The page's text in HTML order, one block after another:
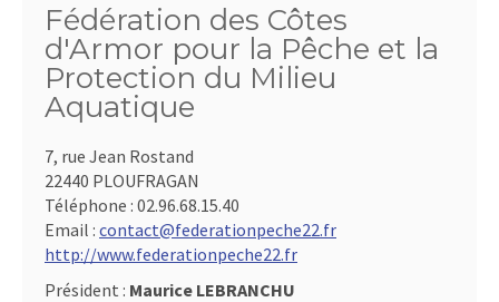
Fédération des Côtes
d'Armor pour la Pêche et la
Protection du Milieu
Aquatique
7, rue Jean Rostand
22440 PLOUFRAGAN
Téléphone : 02.96.68.15.40
Email : contact@federationpeche22.fr
http://www.federationpeche22.fr
Président : Maurice LEBRANCHU